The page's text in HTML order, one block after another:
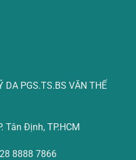
DA PGS.TS.BS VĂN THẾ
Tân Định, TP.HCM
8888 7866